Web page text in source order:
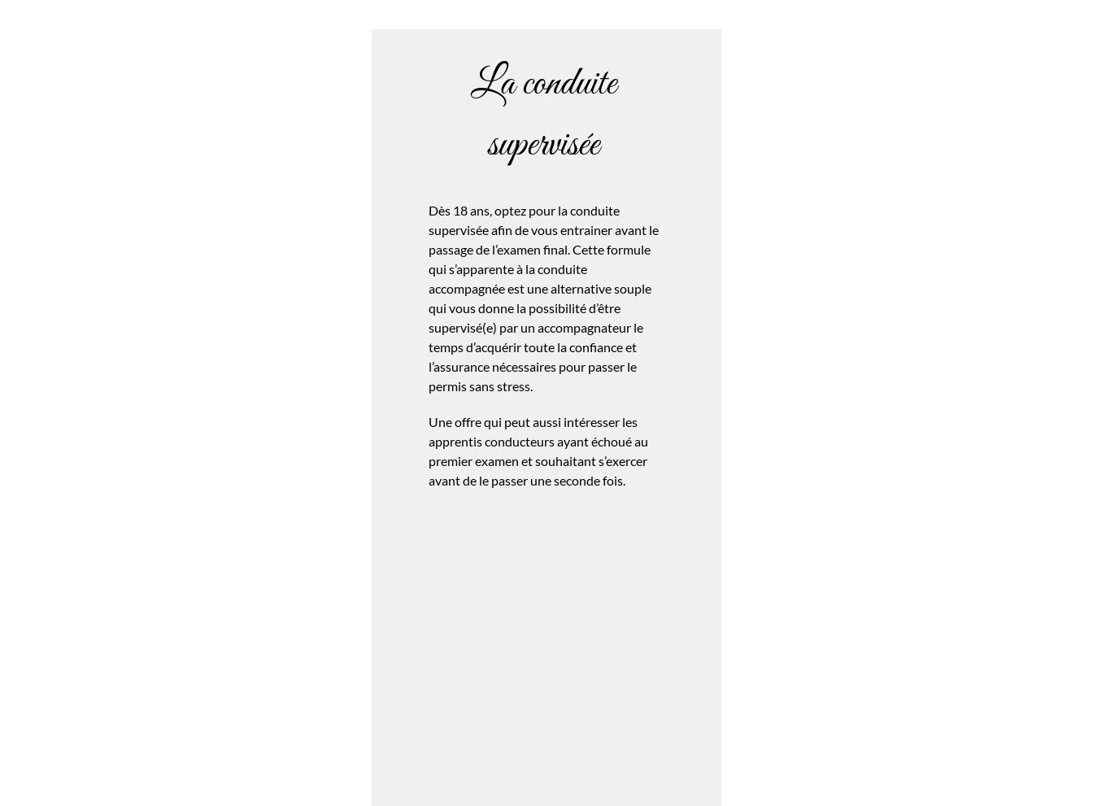
La conduite
supervisée
Dès 18 ans, optez pour la conduite
supervisée afin de vous entrainer avant le
passage de l’examen final. Cette formule
qui s’apparente à la conduite
accompagnée est une alternative souple
qui vous donne la possibilité d’être
supervisé(e) par un accompagnateur le
temps d’acquérir toute la confiance et
l’assurance nécessaires pour passer le
permis sans stress.
Une offre qui peut aussi intéresser les
apprentis conducteurs ayant échoué au
premier examen et souhaitant s’exercer
avant de le passer une seconde fois.